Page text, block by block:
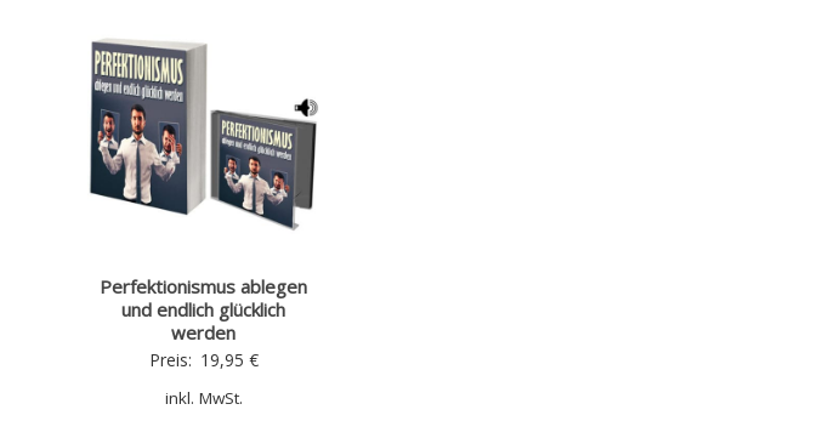
Perfektionismus ablegen
und endlich glücklich
werden
Preis: 19,95 €
inkl. MwSt.